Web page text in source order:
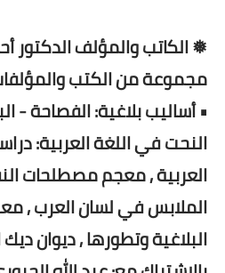
❅ الكاتب والمؤلف
مجموعة من الكتب
• أساليب بلاغية: الفصاحة -
النحت في اللغة العربية:
العربية , معجم مصطلحات
الملابس في لسان العرب ,
البلاغية وتطورها , ديوان